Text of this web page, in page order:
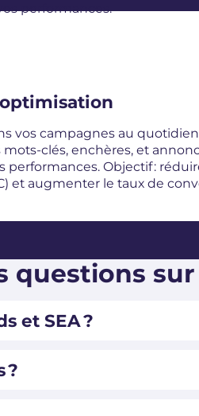
performances.
vos campagnes au
mots-clés, enchères, et
performances. Objectif :
et augmenter le taux de
questions
et SEA ?
?